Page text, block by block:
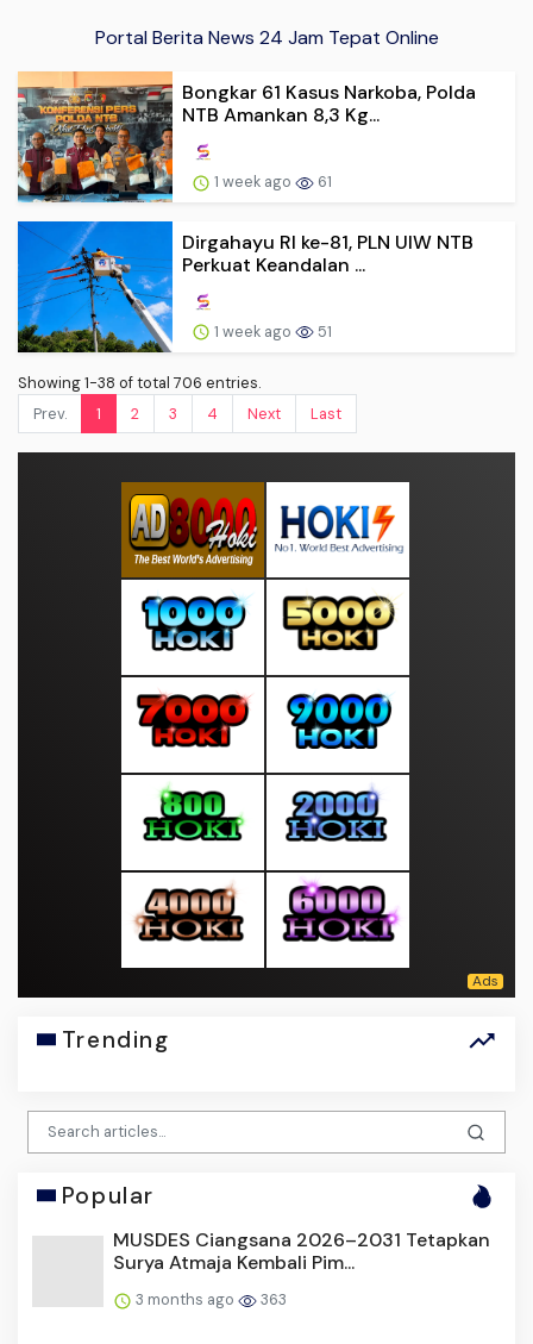
Portal Berita News 24 Jam Tepat Online
Bongkar 61 Kasus Narkoba, Polda
NTB Amankan 8,3 Kg...
1 week ago 61
Dirgahayu RI ke-81, PLN UIW NTB
Perkuat Keandalan ...
1 week ago 51
Showing 1-38 of total 706 entries.
Prev.
1 2 3 4 Next Last
Trending
Popular
MUSDES Ciangsana 2026–2031 Tetapkan
Surya Atmaja Kembali Pim...
3 months ago 363